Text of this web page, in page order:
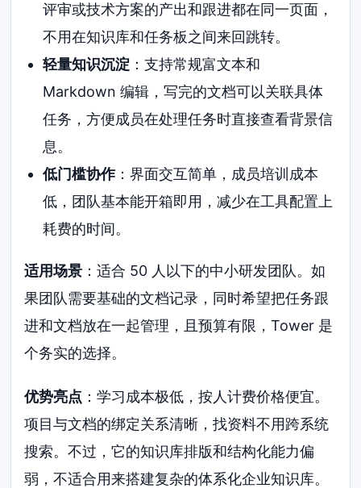
评审或技术方案的产出和跟进都在同一页面，
不用在知识库和任务板之间来回跳转。
轻量知识沉淀：支持常规富文本和
Markdown 编辑，写完的文档可以关联具体
任务，方便成员在处理任务时直接查看背景信
息。
低门槛协作：界面交互简单，成员培训成本
低，团队基本能开箱即用，减少在工具配置上
耗费的时间。
适用场景 ：适合 50 人以下的中小研发团队。如
果团队需要基础的文档记录，同时希望把任务跟
进和文档放在一起管理，且预算有限，Tower 是
个务实的选择。
优势亮点 ：学习成本极低，按人计费价格便宜。
项目与文档的绑定关系清晰，找资料不用跨系统
搜索。不过，它的知识库排版和结构化能力偏
弱，不适合用来搭建复杂的体系化企业知识库。